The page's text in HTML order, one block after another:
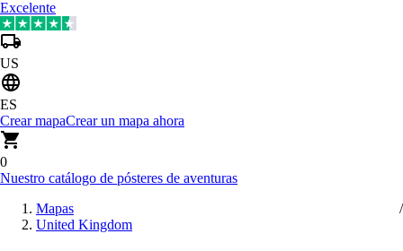
Excelente
US
ES
Crear mapaCrear un mapa ahora
0
Nuestro catálogo de pósteres de aventuras
Mapas
United Kingdom